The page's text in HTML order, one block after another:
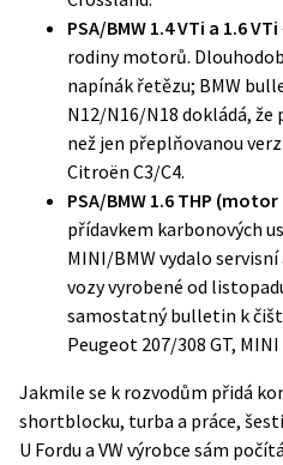
PSA/BMW 1.4 VTi a 1.6 VTi
rodiny motorů.
napínák řetězu; BMW
N12/N16/N18 dokládá,
než jen přeplňovanou
Citroën C3/C4.
PSA/BMW 1.6 THP (motor
přídavkem karbonových
MINI/BMW vydalo
vozy vyrobené od
samostatný bulletin k
Peugeot 207/308 GT,
Jakmile se k rozvodům přidá
shortblocku, turba a práce,
U Fordu a VW výrobce sám